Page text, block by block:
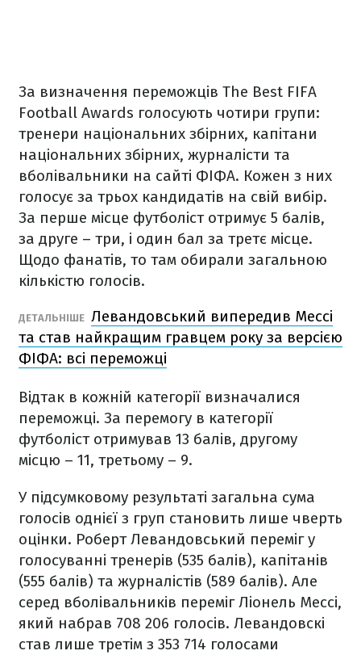
За визначення переможців The Best FIFA
Football Awards голосують чотири групи:
тренери національних збірних, капітани
національних збірних, журналісти та
вболівальники на сайті ФІФА. Кожен з них
голосує за трьох кандидатів на свій вибір.
За перше місце футболіст отримує 5 балів,
за друге – три, і один бал за третє місце.
Щодо фанатів, то там обирали загальною
кількістю голосів.
ДЕТАЛЬНІШЕ Левандовський випередив Мессі
та став найкращим гравцем року за версією
ФІФА: всі переможці
Відтак в кожній категорії визначалися
переможці. За перемогу в категорії
футболіст отримував 13 балів, другому
місцю – 11, третьому – 9.
У підсумковому результаті загальна сума
голосів однієї з груп становить лише чверть
оцінки. Роберт Левандовський переміг у
голосуванні тренерів (535 балів), капітанів
(555 балів) та журналістів (589 балів). Але
серед вболівальників переміг Ліонель Мессі,
який набрав 708 206 голосів. Левандовскі
став лише третім з 353 714 голосами